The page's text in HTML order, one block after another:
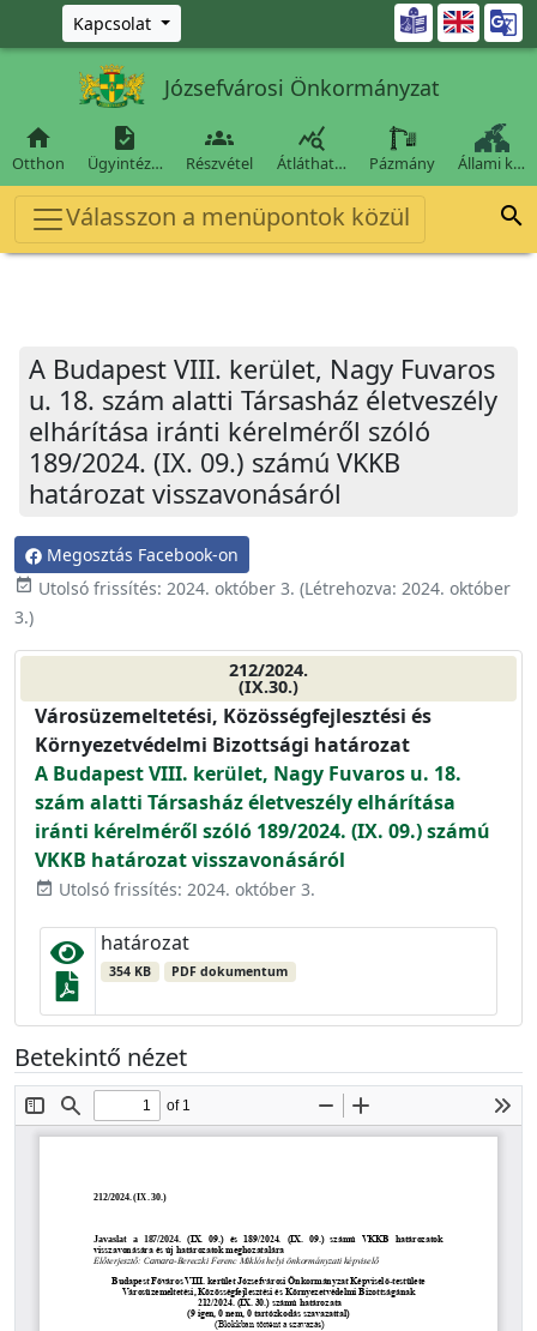
Ugrás a fő tartalomra
Kapcsolat 
Józsefvárosi Önkormányzat

Otthon

Ügyintéz…

Részvétel

Átláthat… Pázmány Állami k…
Válasszon a menüpontok közül 
A Budapest VIII. kerület, Nagy Fuvaros
u. 18. szám alatti Társasház életveszély
elhárítása iránti kérelméről szóló
189/2024. (IX. 09.) számú VKKB
határozat visszavonásáról
Megosztás Facebook-on
event_available Utolsó frissítés: 2024. október 3. (Létrehozva: 2024. október
3.)
212/2024.
(IX.30.)
Városüzemeltetési, Közösségfejlesztési és
Környezetvédelmi Bizottsági határozat
A Budapest VIII. kerület, Nagy Fuvaros u. 18.
szám alatti Társasház életveszély elhárítása
iránti kérelméről szóló 189/2024. (IX. 09.) számú
VKKB határozat visszavonásáról
event_available Utolsó frissítés: 2024. október 3.
határozat
354 KB PDF dokumentum
Betekintő nézet